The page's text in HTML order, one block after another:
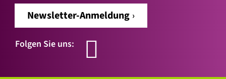
Newsletter-Anmeldung
Folgen Sie uns: